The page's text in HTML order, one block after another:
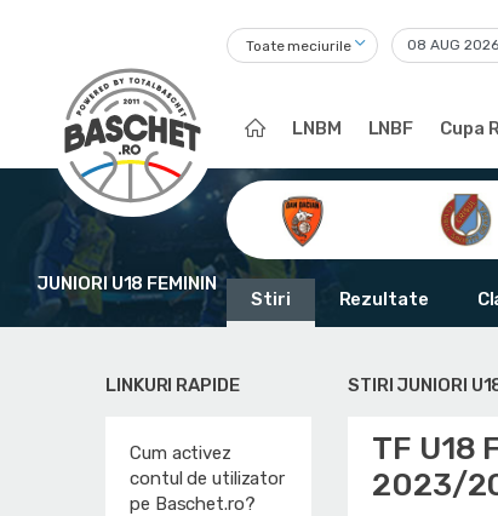
Toate meciurile
LNBM LNBF Cupa
JUNIORI U18 FEMININ
Stiri Rezultate
LINKURI RAPIDE
Cum activez
contul de utilizator
pe Baschet.ro?
STIRI JUNIORI
TF U18
2023/